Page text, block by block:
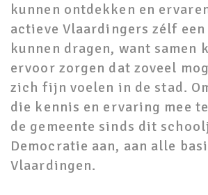
kunnen ontdekken en
actieve Vlaardingers zélf
kunnen dragen, want samen
ervoor zorgen dat zoveel
zich fijn voelen in de stad.
die kennis en ervaring mee
de gemeente sinds dit
Democratie aan, aan alle
Vlaardingen.